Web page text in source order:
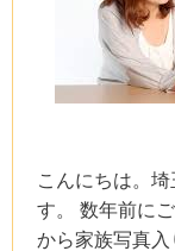
こんにちは。
す。 数年前に
から家族写真